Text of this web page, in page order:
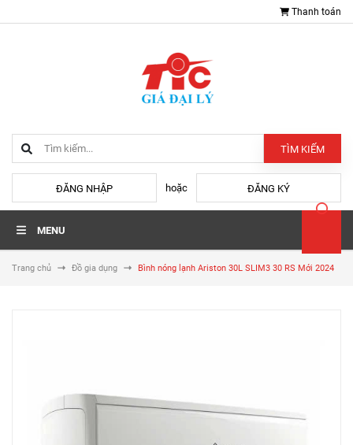
Thanh toán
TÌM KIẾM
ĐĂNG NHẬP hoặc ĐĂNG KÝ
MENU
Trang chủ Đồ gia dụng Bình nóng lạnh Ariston 30L SLIM3 30 RS Mới 2024